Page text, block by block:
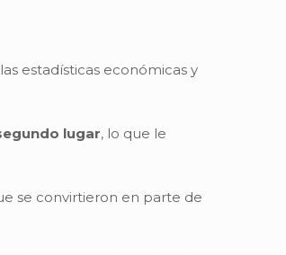
estadísticas económicas y
lugar, lo que le
se convirtieron en parte de